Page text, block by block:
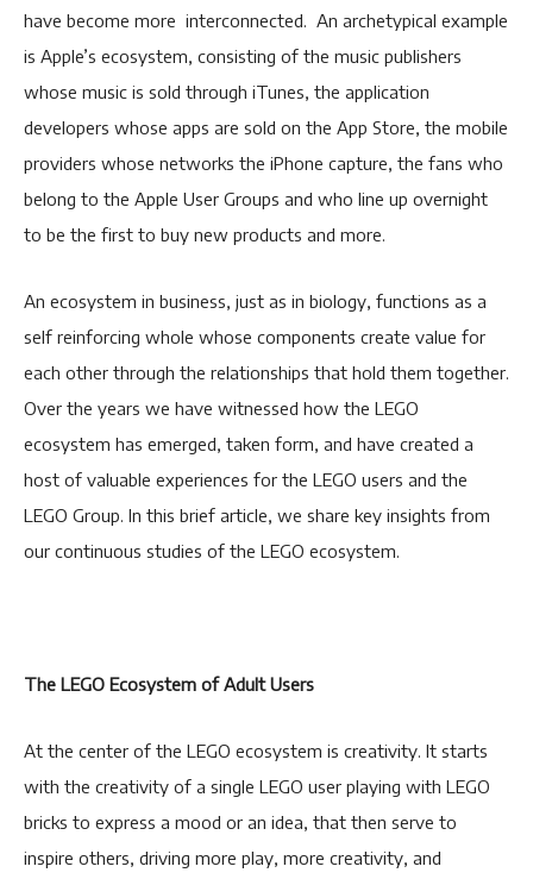
have become more interconnected. An archetypical example
is Apple’s ecosystem, consisting of the music publishers
whose music is sold through iTunes, the application
developers whose apps are sold on the App Store, the mobile
providers whose networks the iPhone capture, the fans who
belong to the Apple User Groups and who line up overnight
to be the first to buy new products and more.
An ecosystem in business, just as in biology, functions as a
self reinforcing whole whose components create value for
each other through the relationships that hold them together.
Over the years we have witnessed how the LEGO
ecosystem has emerged, taken form, and have created a
host of valuable experiences for the LEGO users and the
LEGO Group. In this brief article, we share key insights from
our continuous studies of the LEGO ecosystem.
The LEGO Ecosystem of Adult Users
At the center of the LEGO ecosystem is creativity. It starts
with the creativity of a single LEGO user playing with LEGO
bricks to express a mood or an idea, that then serve to
inspire others, driving more play, more creativity, and